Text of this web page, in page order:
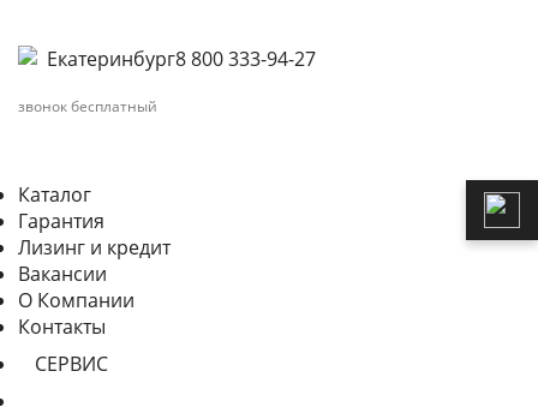
Екатеринбург8 800 333-94-27
звонок бесплатный
Каталог
Гарантия
Лизинг и кредит
Вакансии
О Компании
Контакты
СЕРВИС